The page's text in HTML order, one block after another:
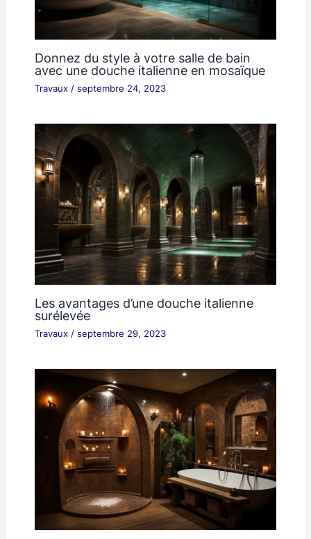
Donnez du style à votre salle de bain
avec une douche italienne en mosaïque
Travaux/ septembre 24, 2023
Les avantages d’une douche italienne
surélevée
Travaux/ septembre 29, 2023